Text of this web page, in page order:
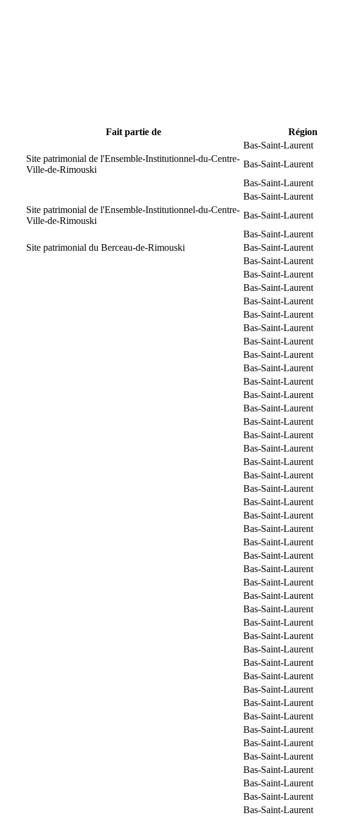
Fait partie de Région
Bas-Saint-Laurent
Site patrimonial de l'Ensemble-Institutionnel-du-Centre-
Ville-de-Rimouski
Bas-Saint-Laurent
Bas-Saint-Laurent
Bas-Saint-Laurent
Site patrimonial de l'Ensemble-Institutionnel-du-Centre-
Ville-de-Rimouski
Bas-Saint-Laurent
Bas-Saint-Laurent
Site patrimonial du Berceau-de-Rimouski Bas-Saint-Laurent
Bas-Saint-Laurent
Bas-Saint-Laurent
Bas-Saint-Laurent
Bas-Saint-Laurent
Bas-Saint-Laurent
Bas-Saint-Laurent
Bas-Saint-Laurent
Bas-Saint-Laurent
Bas-Saint-Laurent
Bas-Saint-Laurent
Bas-Saint-Laurent
Bas-Saint-Laurent
Bas-Saint-Laurent
Bas-Saint-Laurent
Bas-Saint-Laurent
Bas-Saint-Laurent
Bas-Saint-Laurent
Bas-Saint-Laurent
Bas-Saint-Laurent
Bas-Saint-Laurent
Bas-Saint-Laurent
Bas-Saint-Laurent
Bas-Saint-Laurent
Bas-Saint-Laurent
Bas-Saint-Laurent
Bas-Saint-Laurent
Bas-Saint-Laurent
Bas-Saint-Laurent
Bas-Saint-Laurent
Bas-Saint-Laurent
Bas-Saint-Laurent
Bas-Saint-Laurent
Bas-Saint-Laurent
Bas-Saint-Laurent
Bas-Saint-Laurent
Bas-Saint-Laurent
Bas-Saint-Laurent
Bas-Saint-Laurent
Bas-Saint-Laurent
Bas-Saint-Laurent
Bas-Saint-Laurent
Bas-Saint-Laurent